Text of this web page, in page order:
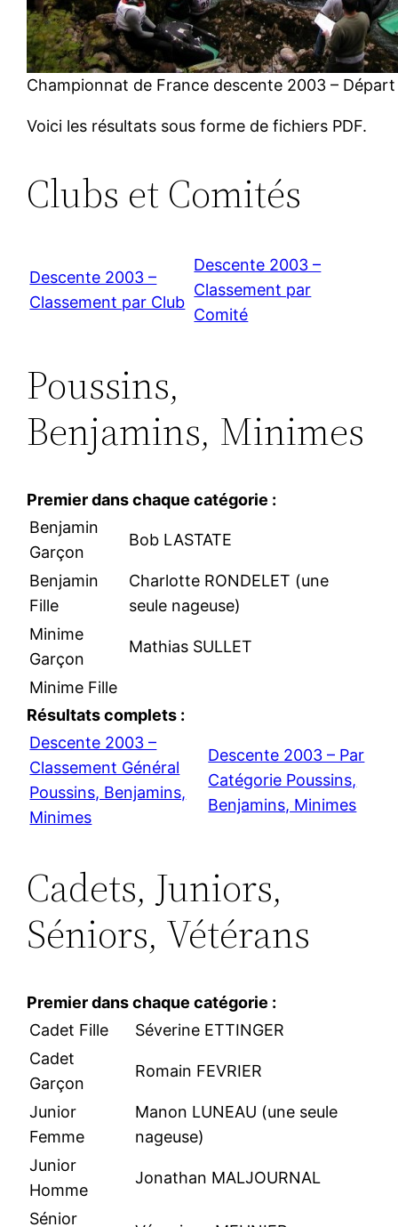
Championnat de France descente 2003 – Départ
Voici les résultats sous forme de fichiers PDF.
Clubs et Comités
Descente 2003 –
Classement par Club
Descente 2003 –
Classement par
Comité
Poussins,
Benjamins, Minimes
Premier dans chaque catégorie :
Benjamin
Garçon
Bob LASTATE
Benjamin
Fille
Charlotte RONDELET (une
seule nageuse)
Minime
Garçon
Mathias SULLET
Minime Fille
Résultats complets :
Descente 2003 –
Classement Général
Poussins, Benjamins,
Minimes
Descente 2003 – Par
Catégorie Poussins,
Benjamins, Minimes
Cadets, Juniors,
Séniors, Vétérans
Premier dans chaque catégorie :
Cadet Fille
Séverine ETTINGER
Cadet
Garçon
Romain FEVRIER
Junior
Femme
Manon LUNEAU (une seule
nageuse)
Junior
Homme
Jonathan MALJOURNAL
Sénior